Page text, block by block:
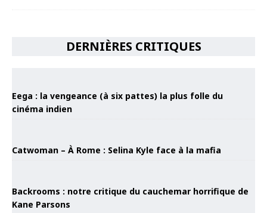
DERNIÈRES CRITIQUES
Eega : la vengeance (à six pattes) la plus folle du
cinéma indien
Catwoman – À Rome : Selina Kyle face à la mafia
Backrooms : notre critique du cauchemar horrifique de
Kane Parsons